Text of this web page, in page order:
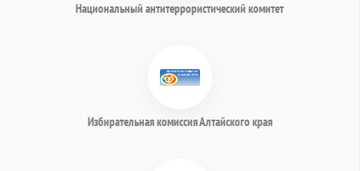
Национальный антитеррористический комитет
Избирательная комиссия Алтайского края